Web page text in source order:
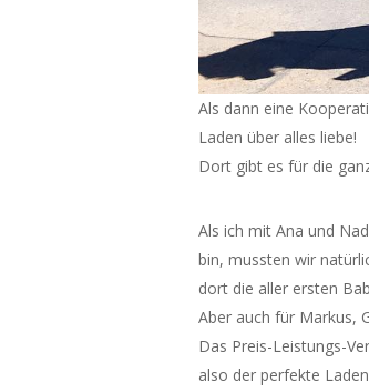
Als dann eine
Laden über alles liebe!
Dort gibt es für die
Als ich mit Ana und
bin, mussten wir
dort die aller ersten
Aber auch für Markus,
Das Preis-Leistungs-
also der perfekte